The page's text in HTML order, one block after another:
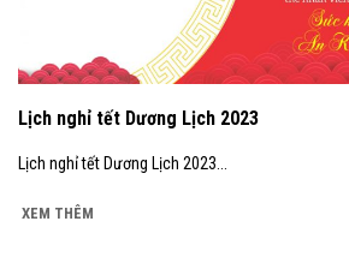
Lịch nghỉ tết Dương Lịch 2023
Lịch nghỉ tết Dương Lịch 2023...
XEM THÊM